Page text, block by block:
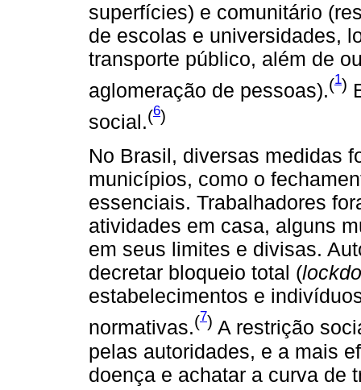
superfícies) e comunitário
de escolas e universidades,
transporte público, além de
aglomeração de pessoas).(1)
social.(6)
No Brasil, diversas medidas
municípios, como o
essenciais. Trabalhadores
atividades em casa, alguns
em seus limites e divisas.
decretar bloqueio total (
estabelecimentos e
normativas.(7) A restrição
pelas autoridades, e a mais
doença e achatar a curva de